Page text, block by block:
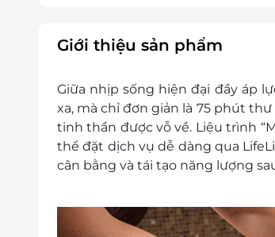
Không áp dụng đồng thời
Giá chưa bao gồm VAT.
Giới thiệu sản phẩm
Giữa nhịp sống hiện đại đầy áp
xa, mà chỉ đơn giản là 75 phút
tinh thần được vỗ về. Liệu trình
thể đặt dịch vụ dễ dàng qua
cân bằng và tái tạo năng lượng